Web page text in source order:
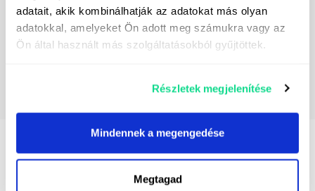
adatait, akik kombinálhatják az adatokat más olyan
adatokkal, amelyeket Ön adott meg számukra vagy az
Ön által használt más szolgáltatásokból gyűjtöttek.
Részletek megjelenítése
Mindennek a megengedése
Megtagad
Наші машини, які також можуть вас
зацікавити